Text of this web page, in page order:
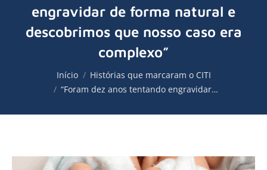
engravidar de forma natural e
descobrimos que nosso caso era
complexo”
Você está aqui:
Início
Histórias que marcaram o CITI
“Foram dez anos tentando engravidar…